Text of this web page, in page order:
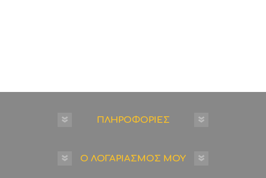
ΠΛΗΡΟΦΟΡΙΕΣ
Ο ΛΟΓΑΡΙΑΣΜΟΣ ΜΟΥ